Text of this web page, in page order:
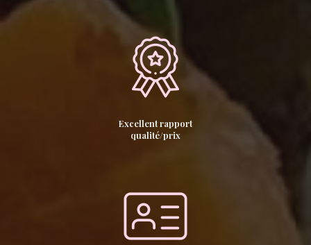
Excellent rapport
qualité/prix